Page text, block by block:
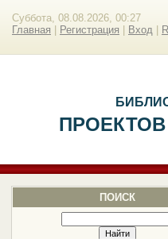
Суббота, 08.08.2026, 00:27
Главная
Регистрация Вход
ПОИСК